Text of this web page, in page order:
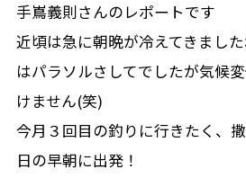
手嶌義則さんのレポートです
近頃は急に朝晩が冷えてきまし
はパラソルさしてでしたが気候
けません(笑)
今月３回目の釣りに行きたく、
日の早朝に出発！